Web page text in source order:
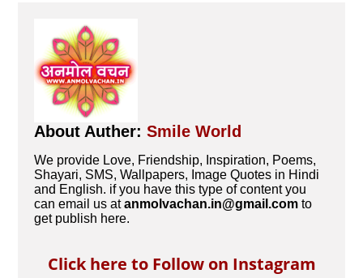
About Auther:Smile World
We provide Love, Friendship, Inspiration, Poems,
Shayari, SMS, Wallpapers, Image Quotes in Hindi
and English. if you have this type of content you
can email us atanmolvachan.in@gmail.com to
get publish here.
Click here to Follow on Instagram